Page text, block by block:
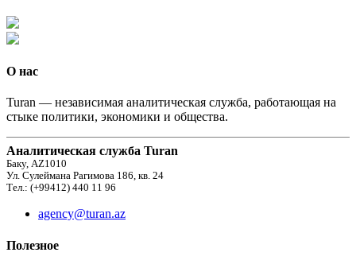
О нас
Turan — независимая аналитическая служба, работающая на
стыке политики, экономики и общества.
Аналитическая служба Turan
Баку, AZ1010
Ул. Сулеймана Рагимова 186, кв. 24
Тел.: (+99412) 440 11 96
agency@turan.az
Полезное